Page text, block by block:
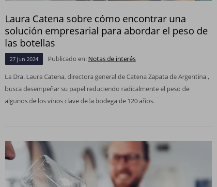
Laura Catena sobre cómo encontrar una
solución empresarial para abordar el peso de
las botellas
27 jun 2024 Publicado en: Notas de interés
La Dra. Laura Catena, directora general de Catena Zapata de Argentina ,
busca desempeñar su papel reduciendo radicalmente el peso de
algunos de los vinos clave de la bodega de 120 años.